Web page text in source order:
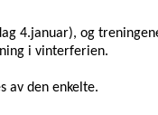
4.januar), og
i vinterferien.
av den enkelte.